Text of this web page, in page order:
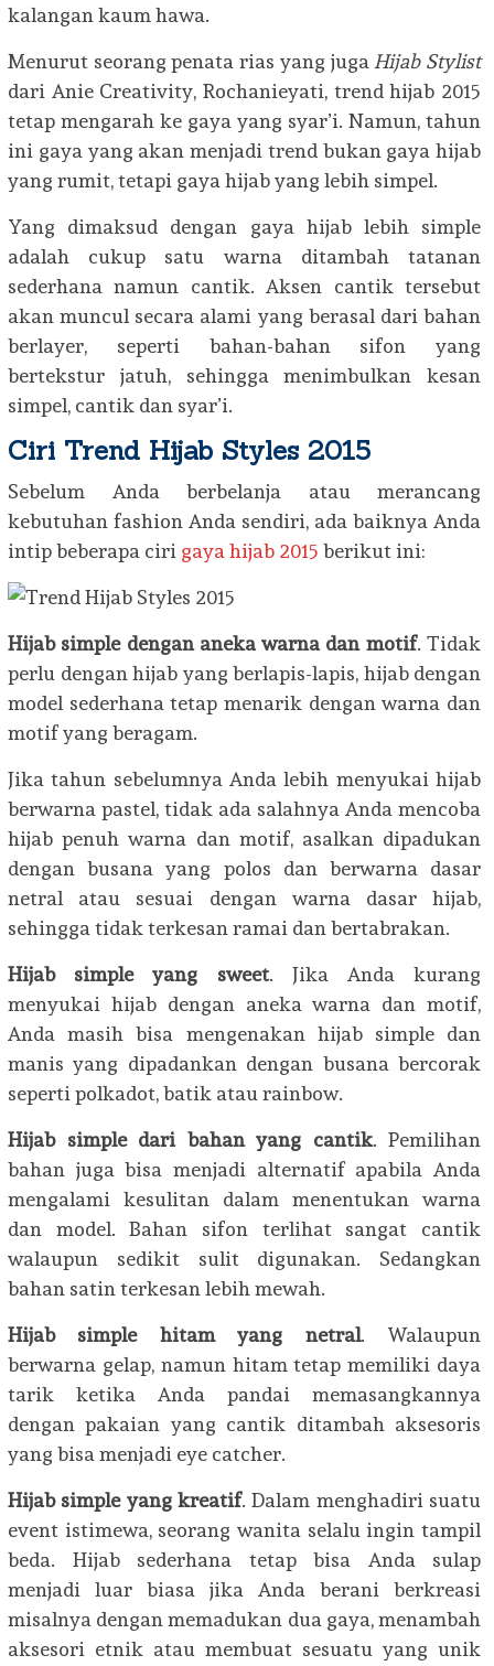
kalangan kaum hawa.
Menurut seorang penata rias yang juga Hijab Stylist
dari Anie Creativity, Rochanieyati, trend hijab 2015
tetap mengarah ke gaya yang syar’i. Namun, tahun
ini gaya yang akan menjadi trend bukan gaya hijab
yang rumit, tetapi gaya hijab yang lebih simpel.
Yang dimaksud dengan gaya hijab lebih simple
adalah cukup satu warna ditambah tatanan
sederhana namun cantik. Aksen cantik tersebut
akan muncul secara alami yang berasal dari bahan
berlayer, seperti bahan-bahan sifon yang
bertekstur jatuh, sehingga menimbulkan kesan
simpel, cantik dan syar’i.
Ciri Trend Hijab Styles 2015
Sebelum Anda berbelanja atau merancang
kebutuhan fashion Anda sendiri, ada baiknya Anda
intip beberapa ciri gaya hijab 2015 berikut ini:
Hijab simple dengan aneka warna dan motif. Tidak
perlu dengan hijab yang berlapis-lapis, hijab dengan
model sederhana tetap menarik dengan warna dan
motif yang beragam.
Jika tahun sebelumnya Anda lebih menyukai hijab
berwarna pastel, tidak ada salahnya Anda mencoba
hijab penuh warna dan motif, asalkan dipadukan
dengan busana yang polos dan berwarna dasar
netral atau sesuai dengan warna dasar hijab,
sehingga tidak terkesan ramai dan bertabrakan.
Hijab simple yang sweet. Jika Anda kurang
menyukai hijab dengan aneka warna dan motif,
Anda masih bisa mengenakan hijab simple dan
manis yang dipadankan dengan busana bercorak
seperti polkadot, batik atau rainbow.
Hijab simple dari bahan yang cantik. Pemilihan
bahan juga bisa menjadi alternatif apabila Anda
mengalami kesulitan dalam menentukan warna
dan model. Bahan sifon terlihat sangat cantik
walaupun sedikit sulit digunakan. Sedangkan
bahan satin terkesan lebih mewah.
Hijab simple hitam yang netral. Walaupun
berwarna gelap, namun hitam tetap memiliki daya
tarik ketika Anda pandai memasangkannya
dengan pakaian yang cantik ditambah aksesoris
yang bisa menjadi eye catcher.
Hijab simple yang kreatif. Dalam menghadiri suatu
event istimewa, seorang wanita selalu ingin tampil
beda. Hijab sederhana tetap bisa Anda sulap
menjadi luar biasa jika Anda berani berkreasi
misalnya dengan memadukan dua gaya, menambah
aksesori etnik atau membuat sesuatu yang unik